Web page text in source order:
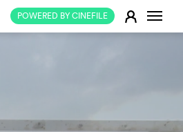
POWERED BY CINEFILE E